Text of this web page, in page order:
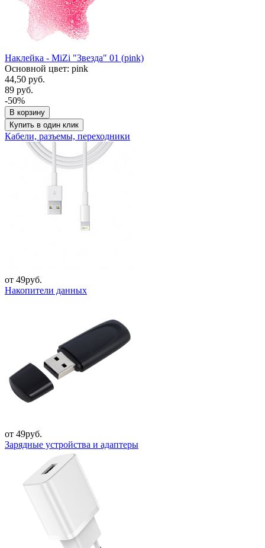
Наклейка - MiZi "Звезда" 01 (pink)
Основной цвет: pink
44,50 руб.
89 руб.
-50%
В корзину
Купить в один клик
Кабели, разъемы, переходники
от 49руб.
Накопители данных
от 49руб.
Зарядные устройства и адаптеры